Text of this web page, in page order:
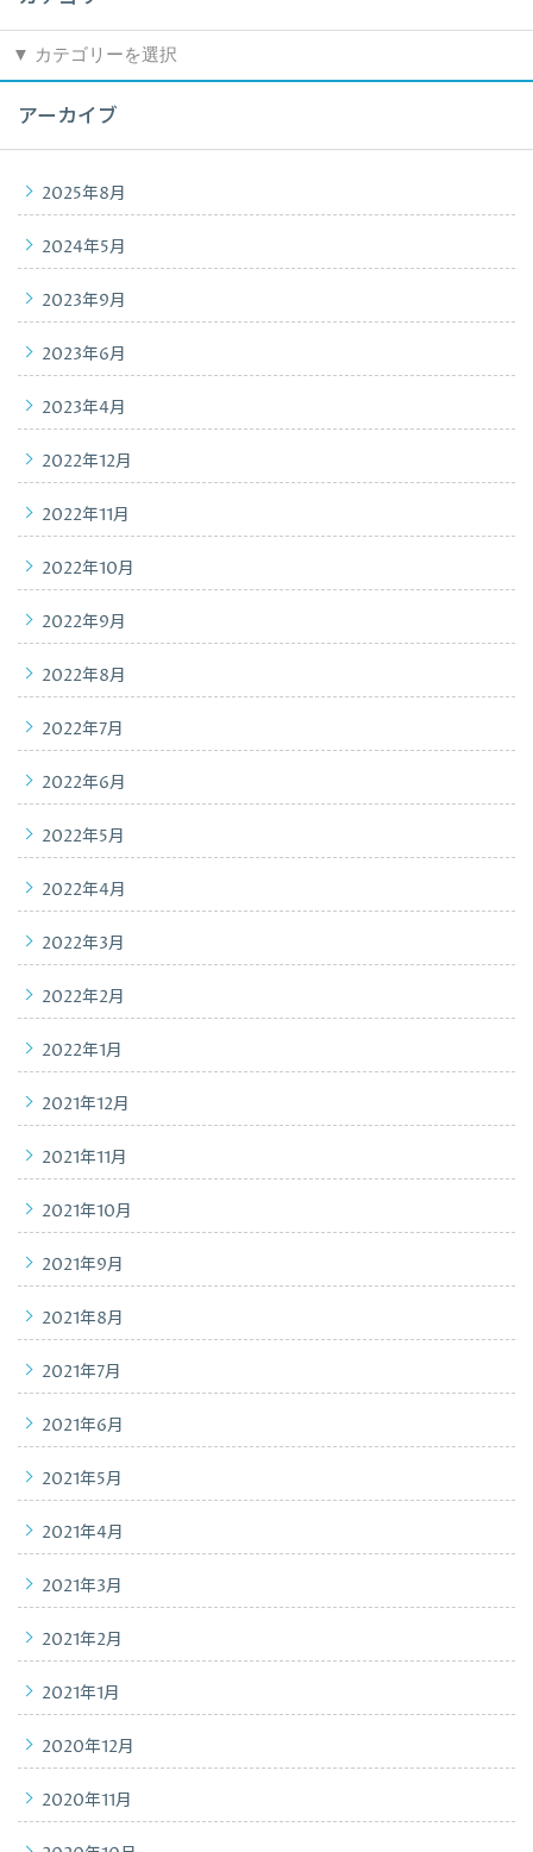
カ
テ
アーカイブ
2025年8月
2024年5月
2023年9月
2023年6月
2023年4月
2022年12月
2022年11月
2022年10月
2022年9月
2022年8月
2022年7月
2022年6月
2022年5月
2022年4月
2022年3月
2022年2月
2022年1月
2021年12月
2021年11月
2021年10月
2021年9月
2021年8月
2021年7月
2021年6月
2021年5月
2021年4月
2021年3月
2021年2月
2021年1月
2020年12月
2020年11月